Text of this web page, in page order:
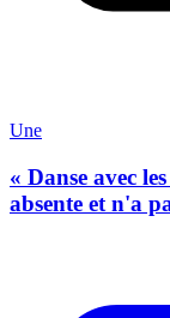
Une
« Danse avec
absente et n'a